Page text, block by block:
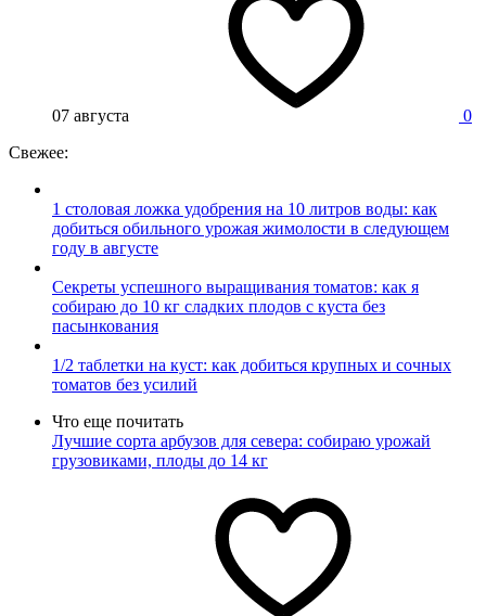
07 августа
0
Свежее:
1 столовая ложка удобрения на 10 литров воды: как
добиться обильного урожая жимолости в следующем
году в августе
Секреты успешного выращивания томатов: как я
собираю до 10 кг сладких плодов с куста без
пасынкования
1/2 таблетки на куст: как добиться крупных и сочных
томатов без усилий
Что еще почитать
Лучшие сорта арбузов для севера: собираю урожай
грузовиками, плоды до 14 кг